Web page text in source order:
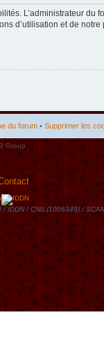
L’administrateur du
d’utilisation et de
du forum • Supprimer les
Group
IDDN / CNIL(1006349) /